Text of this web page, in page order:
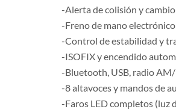
-Alerta de colisión y
-Freno de mano
-Control de estabilidad y
-ISOFIX y encendido
-Bluetooth, USB, radio
-8 altavoces y mandos de
-Faros LED completos (luz